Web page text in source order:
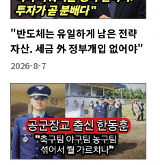
"반도체는 유일하게 남은 전략
자산. 세금 外 정부개입 없어야"
2026-8-7